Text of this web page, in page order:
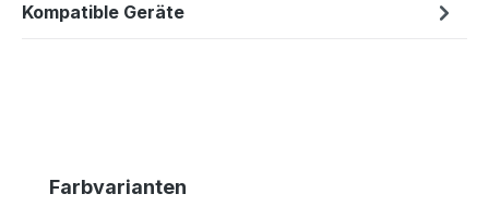
Kompatible Geräte
Produktgalerie überspringen
Farbvarianten